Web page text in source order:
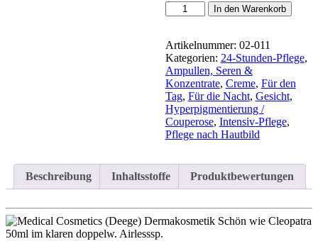
Hyperpigmentierung
"Schön
Cleopatra"
Menge
In den Warenkorb
Artikelnummer: 02-011
Kategorien: 24-Stunden-Pflege,
Ampullen, Seren &
Konzentrate, Creme, Für den
Tag, Für die Nacht, Gesicht,
Hyperpigmentierung /
Couperose, Intensiv-Pflege,
Pflege nach Hautbild
Beschreibung Inhaltsstoffe Produktbewertungen